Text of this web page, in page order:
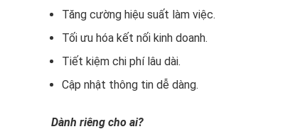
Tăng cường hiệu suất làm việc.
Tối ưu hóa kết nối kinh doanh.
Tiết kiệm chi phí lâu dài.
Cập nhật thông tin dễ dàng.
Dành riêng cho ai?